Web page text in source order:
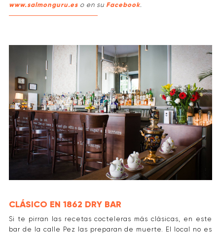
www.salmonguru.eso en su Facebook.
CLÁSICO EN 1862 DRY BAR
Si te pirran las recetas cocteleras más clásicas, en este
bar de la calle Pez las preparan de muerte. El local no es